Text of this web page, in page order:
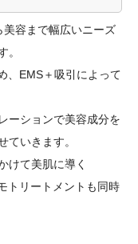
容まで幅広いニーズ
。
、EMS＋吸引によって
ーションで美容成分を
ていきます。
けて美肌に導く
トリートメントも同時